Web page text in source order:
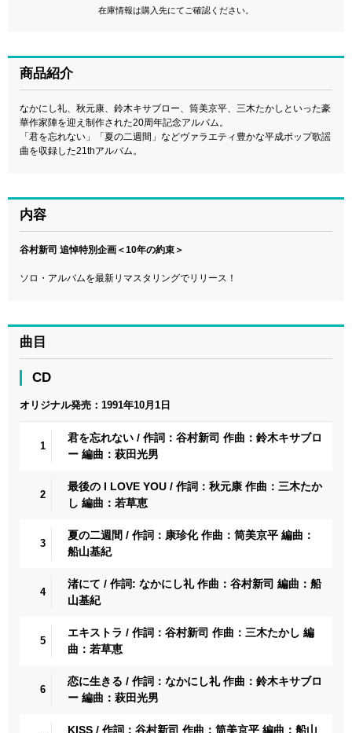
在庫情報は購入先にてご確認ください。
商品紹介
なかにし礼、秋元康、鈴木キサブロー、筒美京平、三木たかしといった豪
華作家陣を迎え制作された20周年記念アルバム。
「君を忘れない」「夏の二週間」などヴァラエティ豊かな平成ポップ歌謡
曲を収録した21thアルバム。
内容
谷村新司 追悼特別企画＜10年の約束＞
ソロ・アルバムを最新リマスタリングでリリース！
曲目
CD
オリジナル発売：1991年10月1日
1
君を忘れない / 作詞：谷村新司 作曲：鈴木キサブロ
ー 編曲：萩田光男
2
最後の I LOVE YOU / 作詞：秋元康 作曲：三木たか
し 編曲：若草恵
3
夏の二週間 / 作詞：康珍化 作曲：筒美京平 編曲：
船山基紀
4
渚にて / 作詞: なかにし礼 作曲：谷村新司 編曲：船
山基紀
5
エキストラ / 作詞：谷村新司 作曲：三木たかし 編
曲：若草恵
6
恋に生きる / 作詞：なかにし礼 作曲：鈴木キサブロ
ー 編曲：萩田光男
KISS / 作詞：谷村新司 作曲：筒美京平 編曲：船山